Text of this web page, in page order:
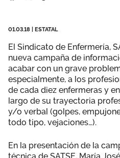
Documentos
Publicaciones
01.03.18 ESTATAL
El Sindicato de Enfermería,
nueva campaña de
acabar con un grave
especialmente, a los
de cada diez enfermeras y
largo de su trayectoria
y/o verbal (golpes,
todo tipo, vejaciones…).
En la presentación de la